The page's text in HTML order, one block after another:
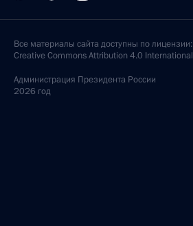
Все материалы сайта доступны по лицензии:
Creative Commons Attribution 4.0 International
Администрация Президента России
2026 год